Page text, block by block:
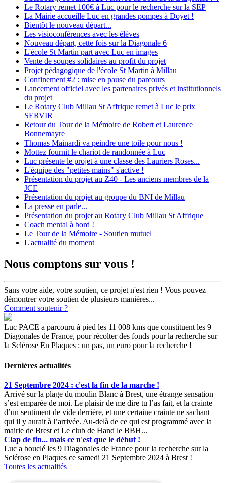
Le Rotary remet 100€ à Luc pour le recherche sur la SEP
La Mairie accueille Luc en grandes pompes à Doyet !
Bientôt le nouveau départ...
Les visioconférences avec les élèves
Nouveau départ, cette fois sur la Diagonale 6
L'école St Martin part avec Luc en images
Vente de soupes solidaires au profit du projet
Projet pédagogique de l'école St Martin à Millau
Confinement #2 : mise en pause du parcours
Lancement officiel avec les partenaires privés et institutionnels
du projet
Le Rotary Club Millau St Affrique remet à Luc le prix
SERVIR
Retour du Tour de la Mémoire de Robert et Laurence
Bonnemayre
Thomas Mainardi va peindre une toile pour nous !
Mottez fournit le chariot de randonnée à Luc
Luc présente le projet à une classe des Lauriers Roses...
L'équipe des "petites mains" s'active !
Présentation du projet au Z40 - Les anciens membres de la
JCE
Présentation du projet au groupe du BNI de Millau
La presse en parle...
Présentation du projet au Rotary Club Millau St Affrique
Coach mental à bord !
Le Tour de la Mémoire - Soutien mutuel
L'actualité du moment
Nous comptons sur vous !
Sans votre aide, votre soutien, ce projet n'est rien ! Vous pouvez
démontrer votre soutien de plusieurs manières...
Comment soutenir ?
Luc PACE a parcouru à pied les 11 008 kms que constituent les 9
Diagonales de France, pour récolter des fonds pour la recherche sur
la Sclérose En Plaques : un pas, un euro pour la recherche !
Dernières actualités
21 Septembre 2024 : c'est la fin de la marche !
Arrivé sur la plage du moulin Blanc à Brest, une étrange sensation
s’est emparée de moi. Le plaisir de me dire tu l’as fait, et la crainte
d’un sentiment de vide derrière, et une certaine crainte ne sachant
qui il y aurait à l’arrivée. Au-delà de ce qui est programmé avec la
mairie de Brest et Le club de Hand le BBH...
Clap de fin... mais ce n'est que le début !
Luc a bouclé les 9 Diagonales de France pour la recherche sur la
Sclérose en Plaques ce samedi 21 Septembre 2024 à Brest !
Toutes les actualités